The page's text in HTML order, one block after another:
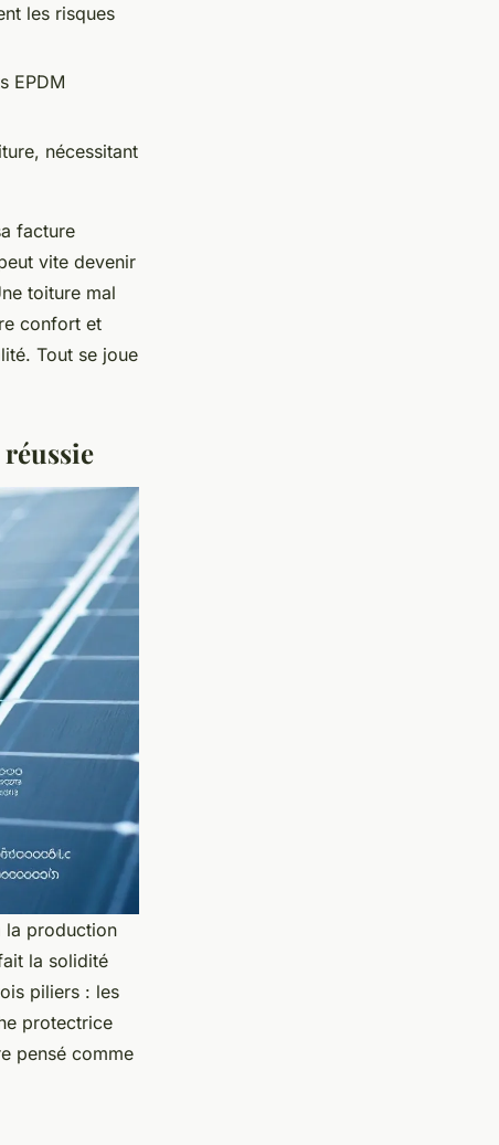
les risques
EPDM
nécessitant
facture
vite devenir
toiture mal
confort et
Tout se joue
la production
la solidité
piliers : les
protectrice
pensé comme